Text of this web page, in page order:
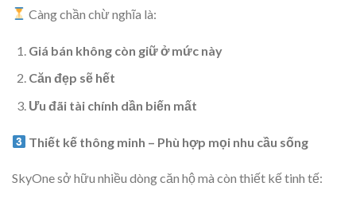
Càng chần chừ nghĩa là:
Giá bán không còn giữ ở mức này
Căn đẹp sẽ hết
Ưu đãi tài chính dần biến mất
Thiết kế thông minh – Phù hợp mọi nhu cầu sống
SkyOne sở hữu nhiều dòng căn hộ mà còn thiết kế tinh tế: